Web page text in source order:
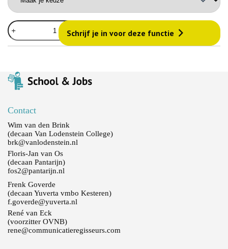
De
Rolf
Groep
Schrijf je in voor deze functie
Contact
Wim van den Brink
(decaan Van Lodenstein College)
brk@vanlodenstein.nl
Floris-Jan van Os
(decaan Pantarijn)
fos2@pantarijn.nl
Frenk Goverde
(decaan Yuverta vmbo Kesteren)
f.goverde@yuverta.nl
René van Eck
(voorzitter OVNB)
rene@communicatieregisseurs.com